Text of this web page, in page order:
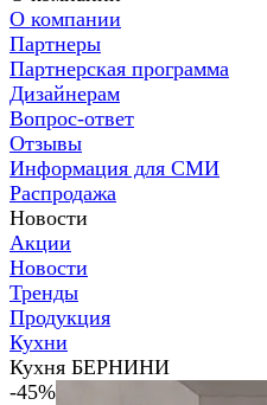
О компании
Партнеры
Партнерская программа
Дизайнерам
Вопрос-ответ
Отзывы
Информация для СМИ
Распродажа
Новости
Акции
Новости
Тренды
Продукция
Кухни
Кухня БЕРНИНИ
-45%